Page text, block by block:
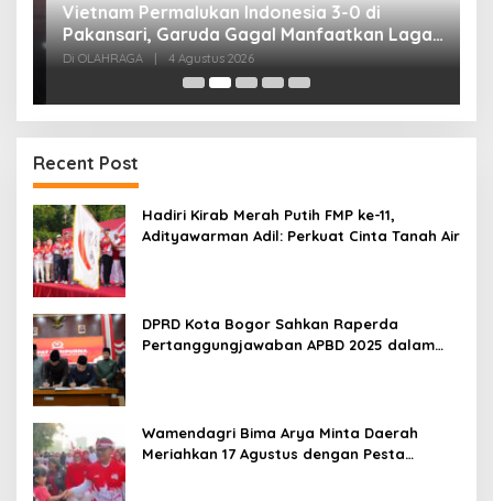
Vietnam Permalukan Indonesia 3-0 di
Pakansari, Garuda Gagal Manfaatkan Laga
Kandang
Di OLAHRAGA | 4 Agustus 2026
Recent Post
Hadiri Kirab Merah Putih FMP ke-11,
Adityawarman Adil: Perkuat Cinta Tanah Air
DPRD Kota Bogor Sahkan Raperda
Pertanggungjawaban APBD 2025 dalam
Wamendagri Bima Arya Minta Daerah
Meriahkan 17 Agustus dengan Pesta